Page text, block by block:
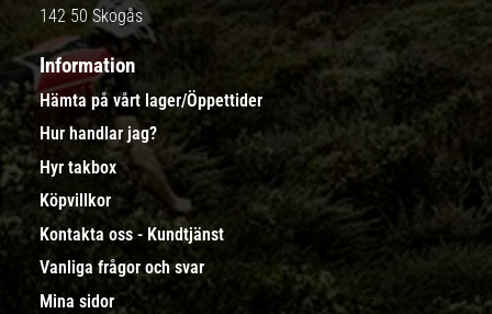
142 50 Skogås
Information
Hämta på vårt lager/Öppettider
Hur handlar jag?
Hyr takbox
Köpvillkor
Kontakta oss - Kundtjänst
Vanliga frågor och svar
Mina sidor